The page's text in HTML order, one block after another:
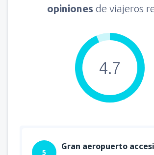
opiniones de viajeros
4.7
5
Gran aeropuerto